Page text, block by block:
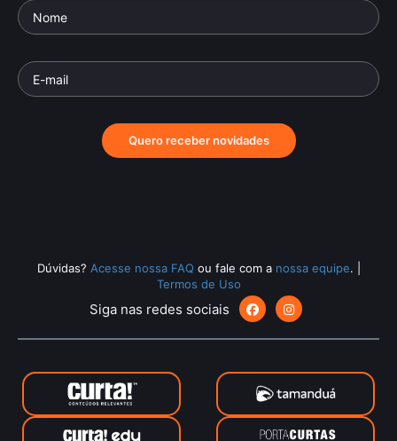
Quero receber novidades
Dúvidas? Acesse nossa FAQ ou fale com a nossa equipe.
Termos de Uso
Siga nas redes sociais